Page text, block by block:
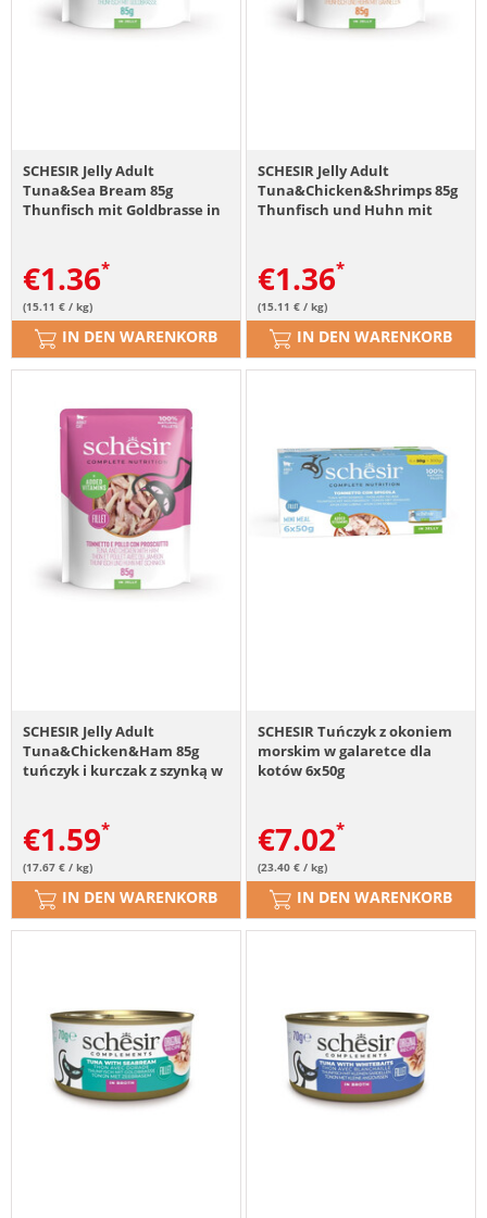
SCHESIR Jelly Adult
Tuna&Sea Bream 85g
Thunfisch mit Goldbrasse in
€1.36
(15.11 € / kg)
IN DEN WARENKORB
SCHESIR Jelly Adult
Tuna&Chicken&Shrimps 85g
Thunfisch und Huhn mit
€1.36
(15.11 € / kg)
IN DEN WARENKORB
SCHESIR Jelly Adult
Tuna&Chicken&Ham 85g
tuńczyk i kurczak z szynką w
€1.59
(17.67 € / kg)
IN DEN WARENKORB
SCHESIR Tuńczyk z okoniem
morskim w galaretce dla
kotów 6x50g
€7.02
(23.40 € / kg)
IN DEN WARENKORB